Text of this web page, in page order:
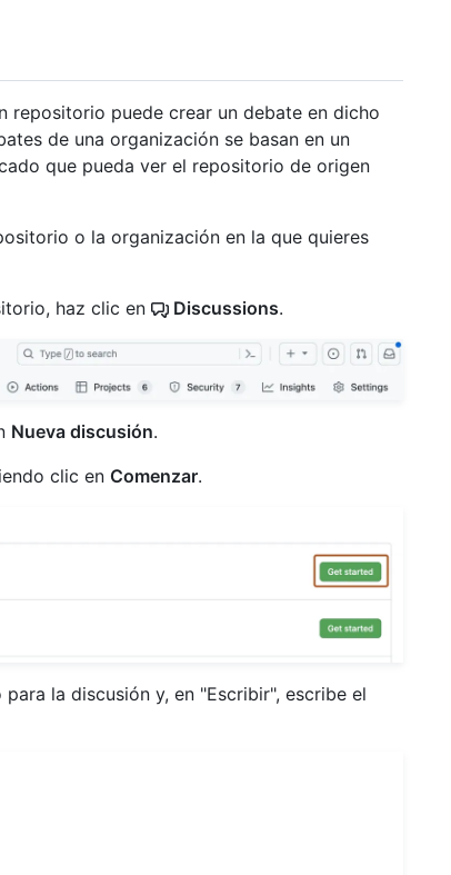
repositorio puede crear un debate en dicho
de una organización se basan en un
que pueda ver el repositorio de origen
o la organización en la que quieres
haz clic en
Discussions.
Nueva discusión.
clic en Comenzar.
la discusión y, en "Escribir", escribe el